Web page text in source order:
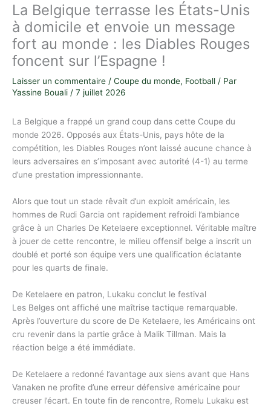
La Belgique terrasse les États-Unis
à domicile et envoie un message
fort au monde : les Diables Rouges
foncent sur l’Espagne !
Laisser un commentaire / Coupe du monde, Football / Par
Yassine Bouali / 7 juillet 2026
La Belgique a frappé un grand coup dans cette Coupe du
monde 2026. Opposés aux États-Unis, pays hôte de la
compétition, les Diables Rouges n’ont laissé aucune chance à
leurs adversaires en s’imposant avec autorité (4-1) au terme
d’une prestation impressionnante.
Alors que tout un stade rêvait d’un exploit américain, les
hommes de Rudi Garcia ont rapidement refroidi l’ambiance
grâce à un Charles De Ketelaere exceptionnel. Véritable maître
à jouer de cette rencontre, le milieu offensif belge a inscrit un
doublé et porté son équipe vers une qualification éclatante
pour les quarts de finale.
De Ketelaere en patron, Lukaku conclut le festival
Les Belges ont affiché une maîtrise tactique remarquable.
Après l’ouverture du score de De Ketelaere, les Américains ont
cru revenir dans la partie grâce à Malik Tillman. Mais la
réaction belge a été immédiate.
De Ketelaere a redonné l’avantage aux siens avant que Hans
Vanaken ne profite d’une erreur défensive américaine pour
creuser l’écart. En toute fin de rencontre, Romelu Lukaku est